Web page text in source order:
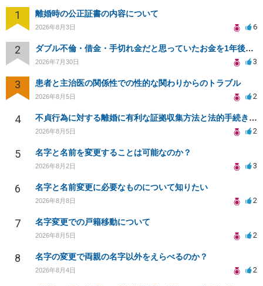
1 離婚時の公正証書の内容について
2026年8月3日 6
2 ダブル不倫・借金・手切れ金だと思っていたお金を1年後いまさら脅迫罪として通知書が来てまとめて請求
2026年7月30日 3
3 患者と主治医の関係性での性的な関わりからのトラブル
2026年8月5日 2
4 不貞行為に対する離婚に有利な証拠収集方法と法的手続きについて
2026年8月5日 2
5 名字と名前を変更することは可能なのか？
2026年8月2日 3
6 名字と名前変更に必要なものについて知りたい
2026年8月8日 2
7 名字変更での戸籍移動について
2026年8月5日 2
8 名字の変更で両親の名字以外をえらべるのか？
2026年8月4日 2